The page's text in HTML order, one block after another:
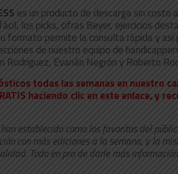
es un producto de descarga sin costo
los picks, cifras Beyer, ejercicios
formato permite la consulta rápida y así
de nuestro equipo de
Rodriguez, Evanán Negrón y Roberto
todas las semanas en nuestro
haciendo clic en este enlace, y
establecido como los favoritos del
con más ediciones a la semana, y la
Todo en pro de darle más